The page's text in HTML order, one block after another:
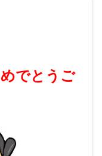
でとうご